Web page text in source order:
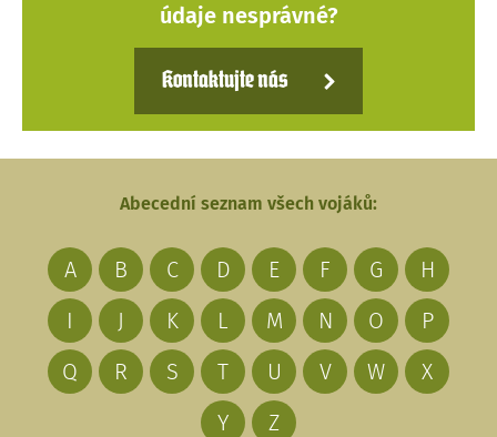
údaje nesprávné?
Kontaktujte nás
Abecední seznam všech vojáků:
A B C D E F G
H
I
J K L M N O
P
Q
R S T U V W
X
Y
Z